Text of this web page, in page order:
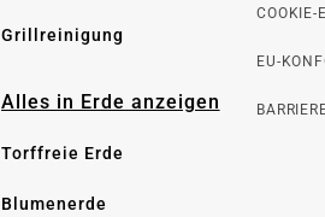
Grillreinigung
Alles in Erde anzeigen
Torffreie Erde
Blumenerde
COOKIE-
EU-